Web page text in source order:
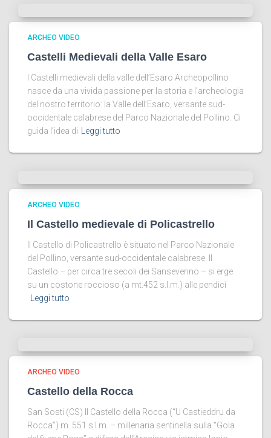
ARCHEO VIDEO
Castelli Medievali della Valle Esaro
I Castelli medievali della valle dell’Esaro Archeopollino
nasce da una vivida passione per la storia e l’archeologia
del nostro territorio: la Valle dell’Esaro, versante sud-
occidentale calabrese del Parco Nazionale del Pollino. Ci
guida l’idea di
Leggi tutto
ARCHEO VIDEO
Il Castello medievale di Policastrello
Il Castello di Policastrello è situato nel Parco Nazionale
del Pollino, versante sud-occidentale calabrese. Il
Castello – per circa tre secoli dei Sanseverino – si erge
su un costone roccioso (a mt.452 s.l.m.) alle pendici
Leggi tutto
ARCHEO VIDEO
Castello della Rocca
San Sosti (CS) Il Castello della Rocca (“U Castieddru da
Rocca”) m. 551 s.l.m. – millenaria sentinella sulla “Gola